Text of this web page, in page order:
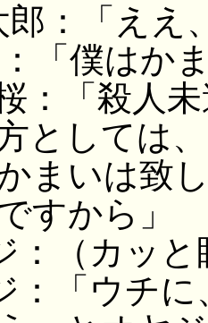
郎：「ええ
「僕はか
：「殺人
としては
まいは致
すから」
：（カッと
：「ウチ